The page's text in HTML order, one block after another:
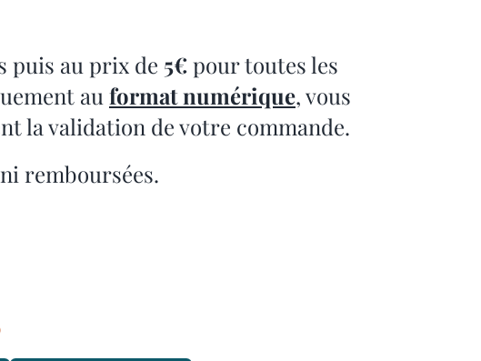
puis au prix de 5€pour toutes les
au format numérique, vous
la validation de votre commande.
remboursées.